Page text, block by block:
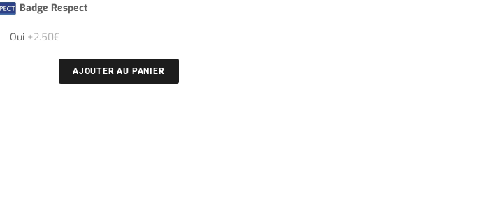
Badge Respect
Oui +2.50€
AJOUTER AU PANIER